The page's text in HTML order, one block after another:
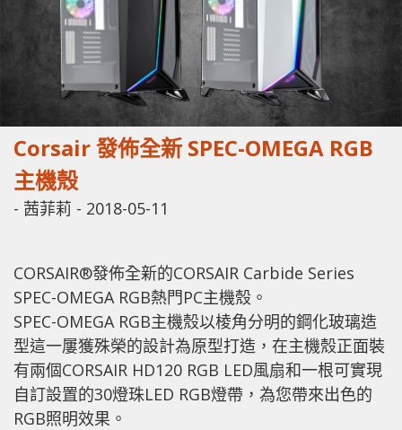
Corsair 發佈全新 SPEC-OMEGA RGB
主機殼
- 茜菲莉 - 2018-05-11
CORSAIR®發佈全新的CORSAIR Carbide Series
SPEC-OMEGA RGB熱門PC主機殼。
SPEC-OMEGA RGB主機殼以棱角分明的鋼化玻璃造
型這一屢獲殊榮的設計為原型打造，在主機殼正面裝
有兩個CORSAIR HD120 RGB LED風扇和一根可實現
自訂設置的30燈珠LED RGB燈帶，為您帶來出色的
RGB照明效果。